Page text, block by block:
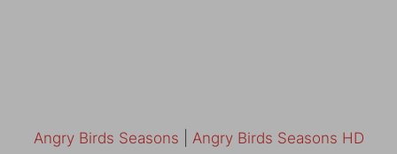
Angry Birds Seasons Angry Birds Seasons HD